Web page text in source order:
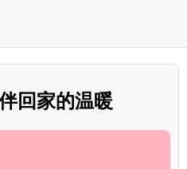
回家的温暖